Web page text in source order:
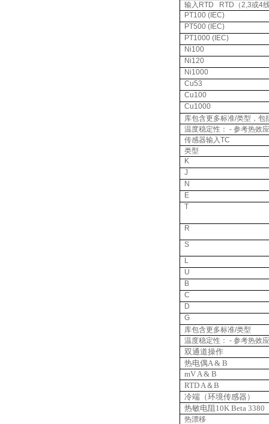
输入 RTD RTD （2,3或4
PT100 (IEC)
PT500 (IEC)
PT1000 (IEC)
Ni100
Ni120
Ni1000
Cu53
Cu100
Cu1000
库包含更多标准/类型，包
温度稳定性： -参考热效
传感器输入TC
类型
K
J
N
E
T
R
S
L
U
B
C
D
G
库包含更多标准/类型
温度稳定性： -参考热效
双通道操作
热电偶A & B
mV A & B
RTD A＆B
冷端（环境传感器）
热敏电阻 10K Beta 3380
热漂移